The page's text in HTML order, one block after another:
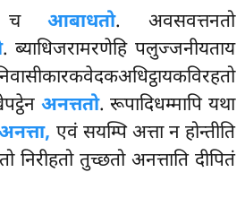
चआबाधतो. अवसवत्तनतो
. ब्याधिजरामरणेहि पलुज्जनीयताय
अनत्ततो. रूपादिधम्मापि यथा
एवं सयम्पि अत्ता न होन्तीति
निरीहतो तुच्छतो अनत्ताति दीपितं